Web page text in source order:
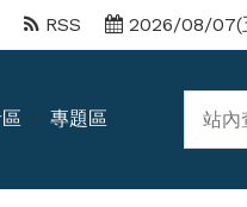
2026/08/07(
RSS
專題區